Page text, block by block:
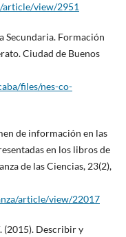
article/view/2951
Secundaria. Formación
Ciudad de Buenos
files/nes-co-
de información en las
en los libros de
de las Ciencias, 23(2),
article/view/22017
(2015). Describir y